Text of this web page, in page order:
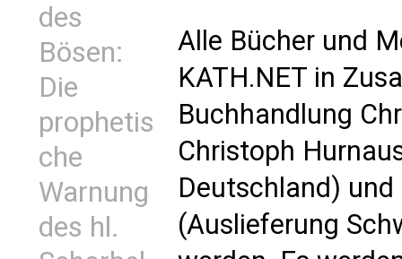
des
Bösen:
Die
prophetis
che
Warnung
des hl.
Alle Bücher und
KATH.NET in
Buchhandlung
Christoph
Deutschland)
(Auslieferung